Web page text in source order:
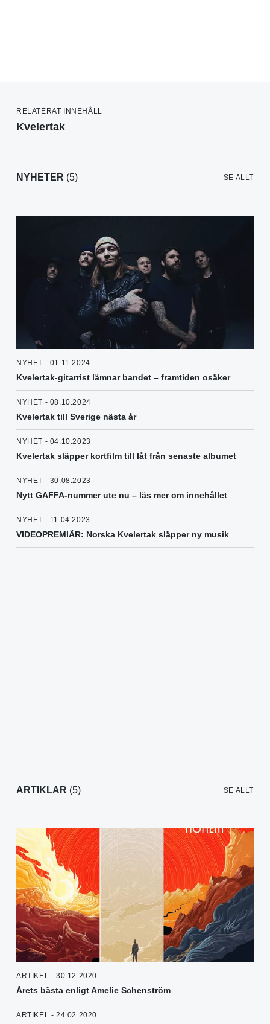
RELATERAT INNEHÅLL
Kvelertak
NYHETER (5) SE ALLT
NYHET - 01.11.2024
Kvelertak-gitarrist lämnar bandet – framtiden osäker
NYHET - 08.10.2024
Kvelertak till Sverige nästa år
NYHET - 04.10.2023
Kvelertak släpper kortfilm till låt från senaste albumet
NYHET - 30.08.2023
Nytt GAFFA-nummer ute nu – läs mer om innehållet
NYHET - 11.04.2023
VIDEOPREMIÄR: Norska Kvelertak släpper ny musik
ARTIKLAR (5) SE ALLT
ARTIKEL - 30.12.2020
Årets bästa enligt Amelie Schenström
ARTIKEL - 24.02.2020